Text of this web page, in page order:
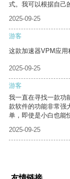
式。我可以根据自己
2025-09-25
游客
这款加速器VPM应用
2025-09-25
游客
我一直在寻找一款功
款软件的功能非常强
单，即使是小白也能
2025-09-25